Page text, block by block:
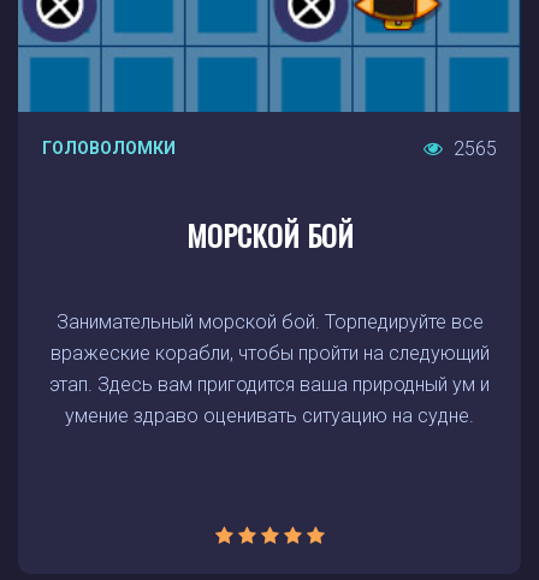
ГОЛОВОЛОМКИ 2565
МОРСКОЙ БОЙ
Занимательный морской бой. Торпедируйте все
вражеские корабли, чтобы пройти на следующий
этап. Здесь вам пригодится ваша природный ум и
умение здраво оценивать ситуацию на судне.